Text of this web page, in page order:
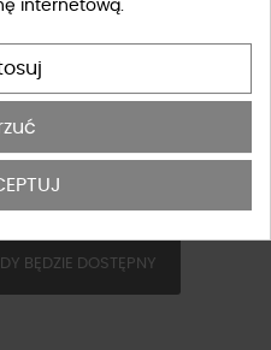
BĘDZIE DOSTĘPNY
internetową.